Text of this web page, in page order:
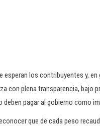
esperan los contribuyentes y,
con plena transparencia, bajo
deben pagar al gobierno como
que de cada peso